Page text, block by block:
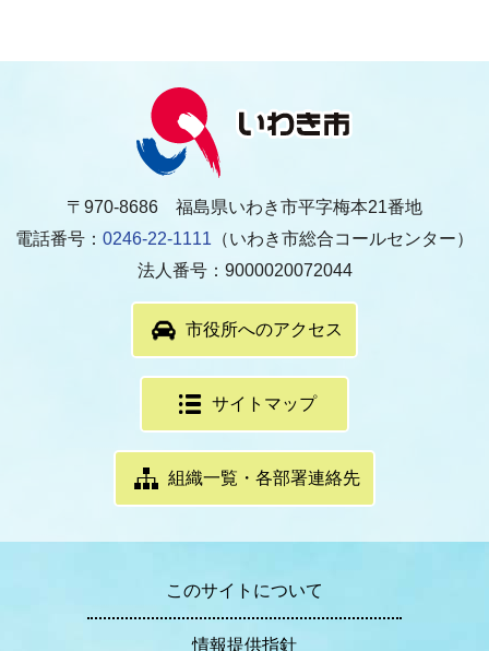
〒970-8686 福島県いわき市平字梅本21番地
電話番号： 0246-22-1111 （いわき市総合コールセンター）
法人番号：9000020072044
市役所へのアクセス
サイトマップ
組織一覧・各部署連絡先
このサイトについて
情報提供指針